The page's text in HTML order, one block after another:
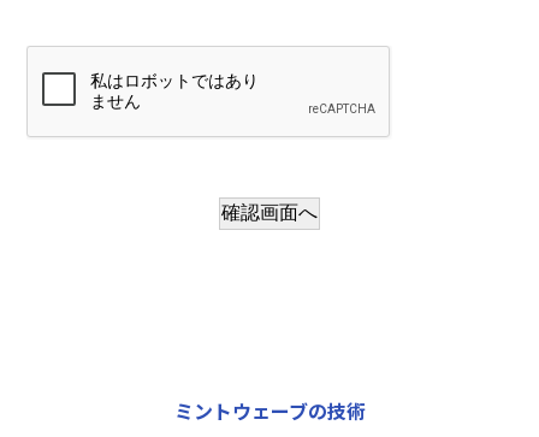
確認画面へ
ミントウェーブの技術